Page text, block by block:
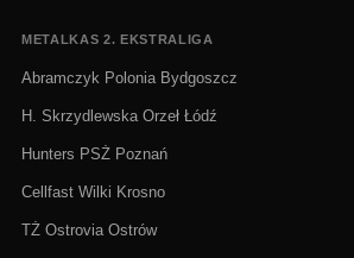
METALKAS 2. EKSTRALIGA
Abramczyk Polonia Bydgoszcz
H. Skrzydlewska Orzeł Łódź
Hunters PSŻ Poznań
Cellfast Wilki Krosno
TŻ Ostrovia Ostrów